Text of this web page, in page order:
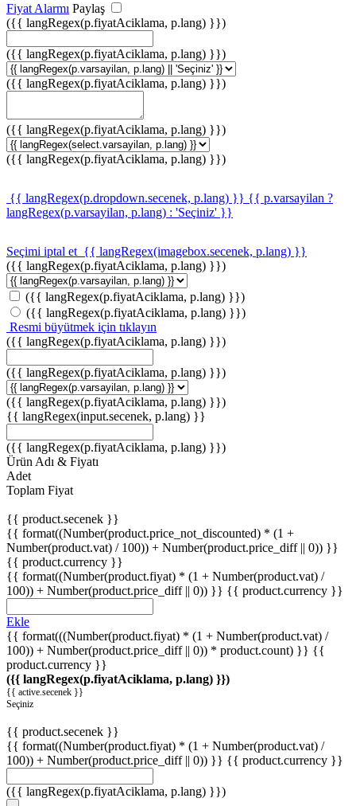
Fiyat Alarmı Paylaş
({{ langRegex(p.fiyatAciklama, p.lang) }})
({{ langRegex(p.fiyatAciklama, p.lang) }})
({{ langRegex(p.fiyatAciklama, p.lang) }})
({{ langRegex(p.fiyatAciklama, p.lang) }})
({{ langRegex(p.fiyatAciklama, p.lang) }})
{{ langRegex(p.dropdown.secenek, p.lang) }} {{ p.varsayilan ?
langRegex(p.varsayilan, p.lang) : 'Seçiniz' }}
Seçimi iptal et {{ langRegex(imagebox.secenek, p.lang) }}
({{ langRegex(p.fiyatAciklama, p.lang) }})
({{ langRegex(p.fiyatAciklama, p.lang) }})
({{ langRegex(p.fiyatAciklama, p.lang) }})
Resmi büyütmek için tıklayın
({{ langRegex(p.fiyatAciklama, p.lang) }})
({{ langRegex(p.fiyatAciklama, p.lang) }})
({{ langRegex(p.fiyatAciklama, p.lang) }})
{{ langRegex(input.secenek, p.lang) }}
({{ langRegex(p.fiyatAciklama, p.lang) }})
Ürün Adı & Fiyatı
Adet
Toplam Fiyat
{{ product.secenek }}
{{ format((Number(product.price_not_discounted) * (1 +
Number(product.vat) / 100)) + Number(product.price_diff || 0)) }}
{{ product.currency }}
{{ format((Number(product.fiyat) * (1 + Number(product.vat) /
100)) + Number(product.price_diff || 0)) }} {{ product.currency }}
Ekle
{{ format(((Number(product.fiyat) * (1 + Number(product.vat) /
100)) + Number(product.price_diff || 0)) * product.count) }} {{
product.currency }}
({{ langRegex(p.fiyatAciklama, p.lang) }})
{{ active.secenek }}
Seçiniz
{{ product.secenek }}
{{ format((Number(product.fiyat) * (1 + Number(product.vat) /
100)) + Number(product.price_diff || 0)) }} {{ product.currency }}
({{ langRegex(p.fiyatAciklama, p.lang) }})